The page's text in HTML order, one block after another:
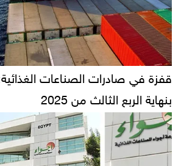
بنهاية الربع الثالث من 2025